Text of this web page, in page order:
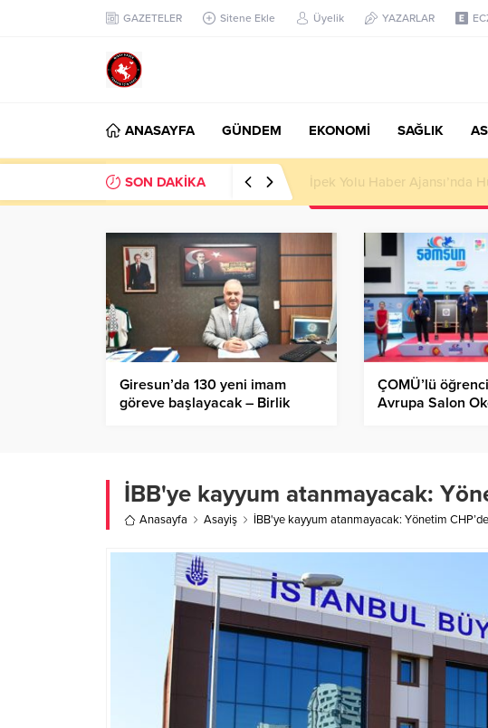
GAZETELER Sitene Ekle Üyelik YAZARLAR
ANASAYFA GÜNDEM EKONOMİ SAĞLIK
SON DAKİKA Başkan Nihat Öztürk,
Giresun’da 130 yeni imam
göreve başlayacak – Birlik
ÇOMÜ’lü
Avrupa Salon
İBB'ye kayyum atanmayacak:
Anasayfa Asayiş İBB'ye kayyum atanmayacak: Yönetim